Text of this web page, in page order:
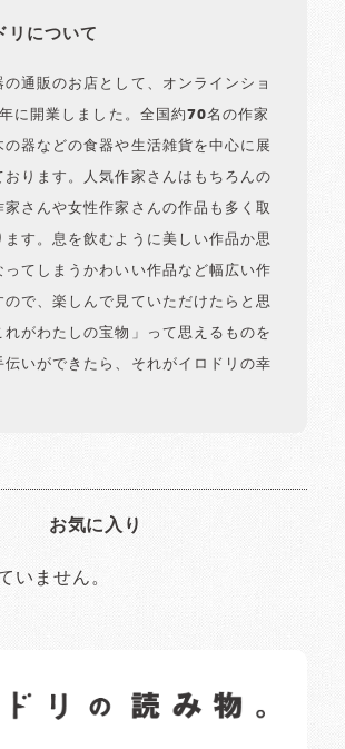
リについて
の通販のお店として、オンラインショ
に開業しました。全国約70名の作家
の器などの食器や生活雑貨を中心に展
おります。人気作家さんはもちろんの
家さんや女性作家さんの作品も多く取
ます。息を飲むように美しい作品か思
ってしまうかわいい作品など幅広い作
ので、楽しんで見ていただけたらと思
れがわたしの宝物」って思えるものを
伝いができたら、それがイロドリの幸
お気に入り
いません。
時更新中です。